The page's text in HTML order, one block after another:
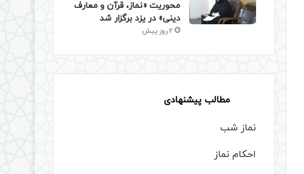
محوریت «نماز، قرآن و معارف
دینی» در یزد برگزار شد
2 روز پیش
مطالب پیشنهادی
نماز شب
احکام نماز